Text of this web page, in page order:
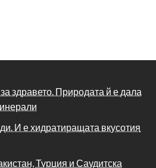
здравето. Природата й е дала
И е хидратиращата вкусотия
Турция и Саудитска